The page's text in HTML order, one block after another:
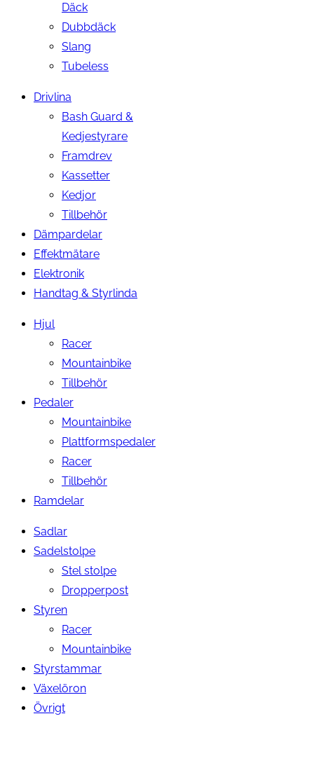
Däck
Dubbdäck
Slang
Tubeless
Drivlina
Bash Guard &
Kedjestyrare
Framdrev
Kassetter
Kedjor
Tillbehör
Dämpardelar
Effektmätare
Elektronik
Handtag & Styrlinda
Hjul
Racer
Mountainbike
Tillbehör
Pedaler
Mountainbike
Plattformspedaler
Racer
Tillbehör
Ramdelar
Sadlar
Sadelstolpe
Stel stolpe
Dropperpost
Styren
Racer
Mountainbike
Styrstammar
Växelöron
Övrigt